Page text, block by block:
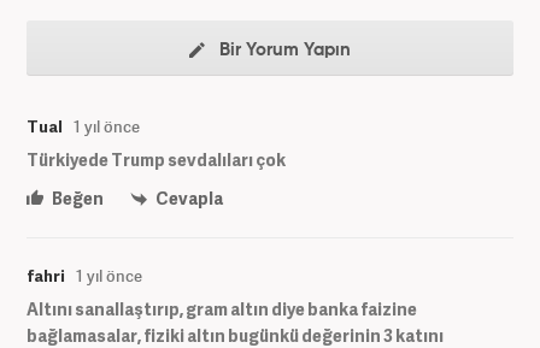
Bir Yorum Yapın
Tual 1 yıl önce
Türkiyede Trump sevdalıları çok
Beğen
Cevapla
fahri 1 yıl önce
Altını sanallaştırıp, gram altın diye banka faizine
bağlamasalar, fiziki altın bugünkü değerinin 3 katını